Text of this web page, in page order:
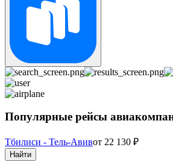
Популярные рейсы
Тбилиси - Тель-Авивот 22 130 ₽
Найти